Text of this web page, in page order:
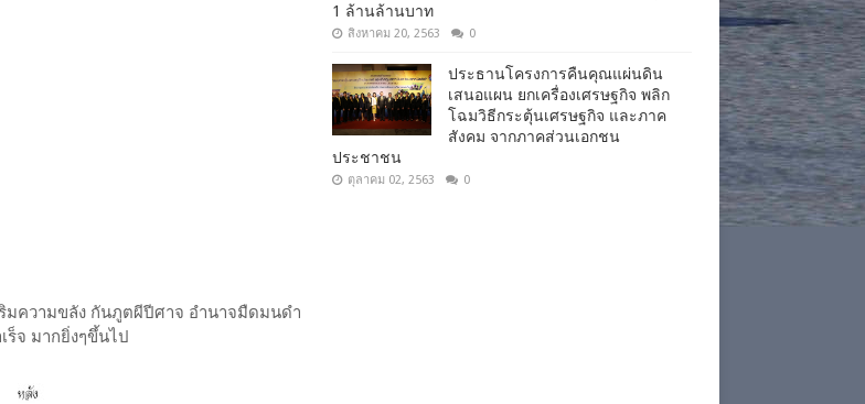
มความขลัง กันภูตผีปีศาจ อำนาจมืดมนดำ
ร็จ มากยิ่งๆขึ้นไป
1 ล้านล้านบาท
สิงหาคม 20, 2563 0
ประธานโครงการคืนคุณแผ่นดิน
เสนอแผน ยกเครื่องเศรษฐกิจ พลิก
โฉมวิธีกระตุ้นเศรษฐกิจ และภาค
สังคม จากภาคส่วนเอกชน
ประชาชน
ตุลาคม 02, 2563 0